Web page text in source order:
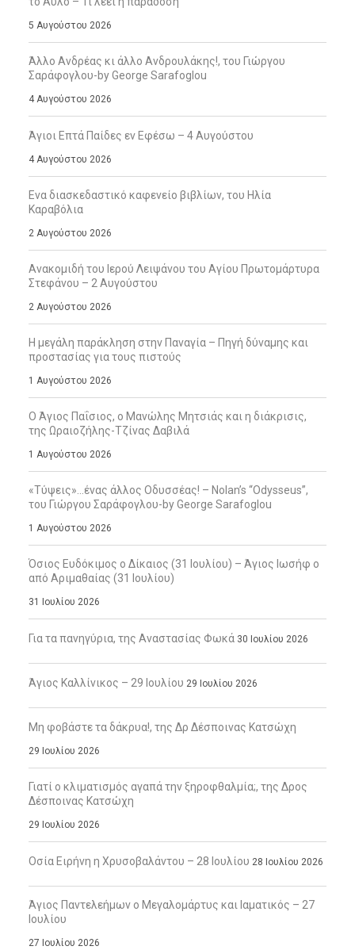
5 Αυγούστου 2026
Άλλο Ανδρέας κι άλλο Ανδρουλάκης!, του Γιώργου
Σαράφογλου-by George Sarafoglou
4 Αυγούστου 2026
Άγιοι Επτά Παίδες εν Εφέσω – 4 Αυγούστου
4 Αυγούστου 2026
Ενα διασκεδαστικό καφενείο βιβλίων, του Ηλία
Καραβόλια
2 Αυγούστου 2026
Ανακομιδή του Ιερού Λειψάνου του Αγίου Πρωτομάρτυρα
Στεφάνου – 2 Αυγούστου
2 Αυγούστου 2026
Η μεγάλη παράκληση στην Παναγία – Πηγή δύναμης και
προστασίας για τους πιστούς
1 Αυγούστου 2026
Ο Άγιος Παΐσιος, ο Μανώλης Μητσιάς και η διάκρισις,
της Ωραιοζήλης-Τζίνας Δαβιλά
1 Αυγούστου 2026
«Τύψεις»…ένας άλλος Οδυσσέας! – Nolan’s “Odysseus”,
του Γιώργου Σαράφογλου-by George Sarafoglou
1 Αυγούστου 2026
Όσιος Ευδόκιμος ο Δίκαιος (31 Ιουλίου) – Άγιος Ιωσήφ ο
από Αριμαθαίας (31 Ιουλίου)
31 Ιουλίου 2026
Για τα πανηγύρια, της Αναστασίας Φωκά 30 Ιουλίου 2026
Άγιος Καλλίνικος – 29 Ιουλίου 29 Ιουλίου 2026
Μη φοβάστε τα δάκρυα!, της Δρ Δέσποινας Κατσώχη
29 Ιουλίου 2026
Γιατί ο κλιματισμός αγαπά την ξηροφθαλμία;, της Δρος
Δέσποινας Κατσώχη
29 Ιουλίου 2026
Οσία Ειρήνη η Χρυσοβαλάντου – 28 Ιουλίου 28 Ιουλίου 2026
Άγιος Παντελεήμων ο Μεγαλομάρτυς και Ιαματικός – 27
Ιουλίου
27 Ιουλίου 2026